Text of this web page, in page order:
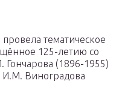
тематическое
125-летию со
Гончарова (1896-1955)
И.М. Виноградова